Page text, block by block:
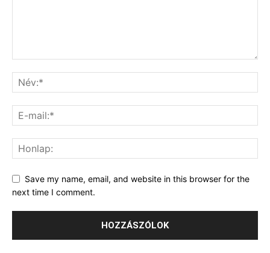
Save my name, email, and website in this browser for the
next time I comment.